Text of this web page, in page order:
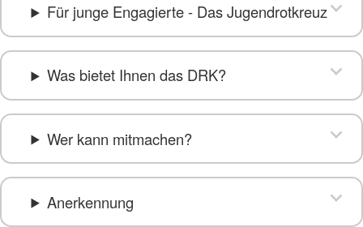
Für junge Engagierte - Das Jugendrotkreuz
Was bietet Ihnen das DRK?
Wer kann mitmachen?
Anerkennung